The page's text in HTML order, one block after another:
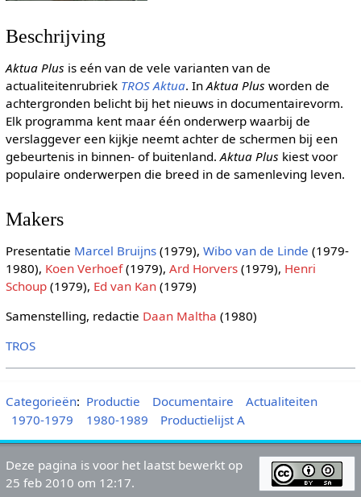
Beschrijving
Aktua Plus is eén van de vele varianten van de
actualiteitenrubriek TROS Aktua. InAktua Plus worden de
achtergronden belicht bij het nieuws in documentairevorm.
Elk programma kent maar één onderwerp waarbij de
verslaggever een kijkje neemt achter de schermen bij een
gebeurtenis in binnen- of buitenland.Aktua Plus kiest voor
populaire onderwerpen die breed in de samenleving leven.
Makers
Presentatie Marcel Bruijns(1979), Wibo van de Linde (1979-
1980), Koen Verhoef(1979), Ard Horvers(1979), Henri
Schoup(1979), Ed van Kan(1979)
Samenstelling, redactie Daan Maltha (1980)
TROS
Categorieën: Productie Documentaire
Actualiteiten
1970-1979
1980-1989 Productielijst A
Deze pagina is voor het laatst bewerkt op
25 feb 2010 om 12:17.